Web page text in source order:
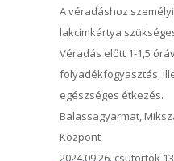
A véradáshoz
lakcímkártya
Véradás előtt 1-1,5
folyadékfogyasztás,
egészséges étkezés.
Balassagyarmat,
Központ
2024.09.26. csütörtök